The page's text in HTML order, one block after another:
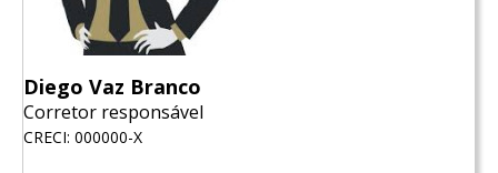
Diego Vaz Branco
Corretor responsável
CRECI: 000000-X